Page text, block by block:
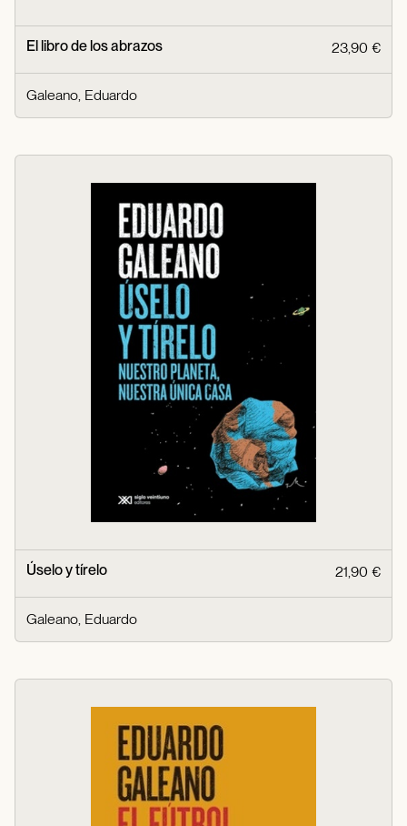
El libro de los abrazos 23,90 €
Galeano, Eduardo
Úselo y tírelo 21,90 €
Galeano, Eduardo